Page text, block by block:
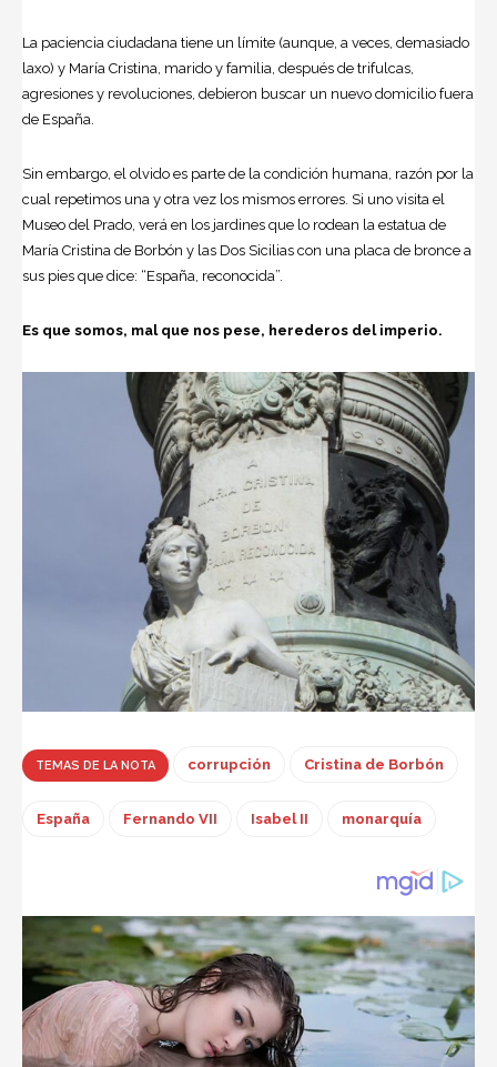
La paciencia ciudadana tiene un límite (aunque, a veces, demasiado
laxo) y María Cristina, marido y familia, después de trifulcas,
agresiones y revoluciones, debieron buscar un nuevo domicilio fuera
de España.
Sin embargo, el olvido es parte de la condición humana, razón por la
cual repetimos una y otra vez los mismos errores. Si uno visita el
Museo del Prado, verá en los jardines que lo rodean la estatua de
María Cristina de Borbón y las Dos Sicilias con una placa de bronce a
sus pies que dice: “España, reconocida”.
Es que somos, mal que nos pese, herederos del imperio.
TEMAS DE LA NOTA corrupción Cristina de Borbón
España Fernando VII Isabel II monarquía